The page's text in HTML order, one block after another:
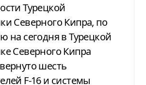
Турецкой
Северного Кипра, по
на сегодня в Турецкой
Северного Кипра
шесть
F-16 и системы